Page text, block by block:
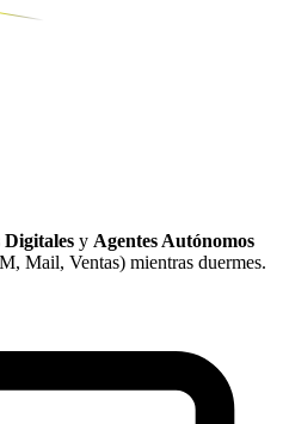
Digitales y Agentes Autónomos
Mail, Ventas) mientras duermes.